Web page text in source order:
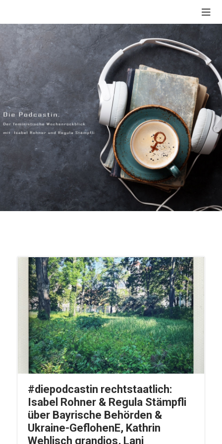
#diepodcastin rechtstaatlich:
Isabel Rohner & Regula Stämpfli
über Bayrische Behörden &
Ukraine-GeflohenE, Kathrin
Wehlisch grandios, Lani